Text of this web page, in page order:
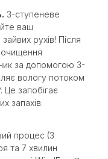
3-ступеневе
ваш
рухів! Після
за допомогою 3-
вологу потоком
Це запобігає
запахів.
процес (3
та 7 хвилин